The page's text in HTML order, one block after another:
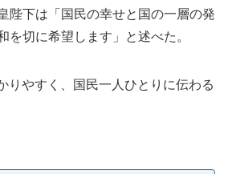
陛下は「国民の幸せと国の一層の発
を切に希望します」と述べた。
りやすく、国民一人ひとりに伝わる